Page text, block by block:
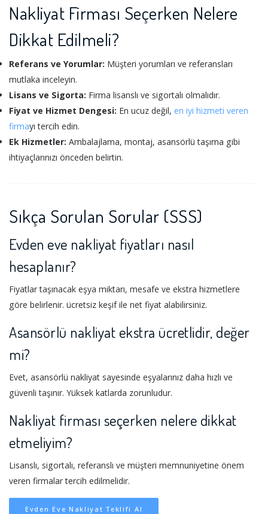
Nakliyat Firması Seçerken Nelere
Dikkat Edilmeli?
Referans ve Yorumlar: Müşteri yorumları ve referansları
mutlaka inceleyin.
Lisans ve Sigorta: Firma lisanslı ve sigortalı olmalıdır.
Fiyat ve Hizmet Dengesi: En ucuz değil, en iyi hizmeti veren
firmayı tercih edin.
Ek Hizmetler: Ambalajlama, montaj, asansörlü taşıma gibi
ihtiyaçlarınızı önceden belirtin.
Sıkça Sorulan Sorular (SSS)
Evden eve nakliyat fiyatları nasıl
hesaplanır?
Fiyatlar taşınacak eşya miktarı, mesafe ve ekstra hizmetlere
göre belirlenir. ücretsiz keşif ile net fiyat alabilirsiniz.
Asansörlü nakliyat ekstra ücretlidir, değer
mi?
Evet, asansörlü nakliyat sayesinde eşyalarınız daha hızlı ve
güvenli taşınır. Yüksek katlarda zorunludur.
Nakliyat firması seçerken nelere dikkat
etmeliyim?
Lisanslı, sigortalı, referanslı ve müşteri memnuniyetine önem
veren firmalar tercih edilmelidir.
Evden Eve Nakliyat Teklifi Al